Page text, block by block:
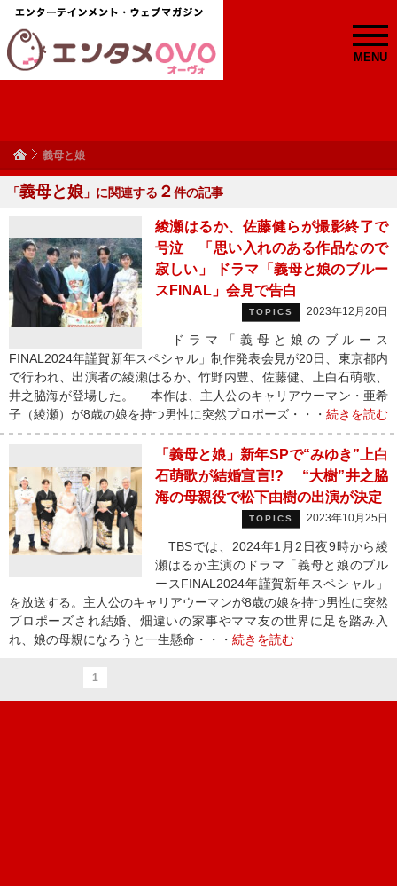
MENU
義母と娘
「義母と娘 」に関連する ２件の記事
綾瀬はるか、佐藤健らが撮影終了で
号泣 「思い入れのある作品なので
寂しい」 ドラマ「義母と娘のブルー
スFINAL」会見で告白
TOPICS 2023年12月20日
ドラマ「義母と娘のブルース
FINAL2024年謹賀新年スペシャル」制作発表会見が20日、東京都内
で行われ、出演者の綾瀬はるか、竹野内豊、佐藤健、上白石萌歌、
井之脇海が登場した。 本作は、主人公のキャリアウーマン・亜希
子（綾瀬）が8歳の娘を持つ男性に突然プロポーズ・・・ 続きを読む
「義母と娘」新年SPで“みゆき”上白
石萌歌が結婚宣言!? “大樹”井之脇
海の母親役で松下由樹の出演が決定
TOPICS 2023年10月25日
TBSでは、2024年1月2日夜9時から綾
瀬はるか主演のドラマ「義母と娘のブル
ースFINAL2024年謹賀新年スペシャル」
を放送する。主人公のキャリアウーマンが8歳の娘を持つ男性に突然
プロポーズされ結婚、畑違いの家事やママ友の世界に足を踏み入
れ、娘の母親になろうと一生懸命・・・ 続きを読む
1